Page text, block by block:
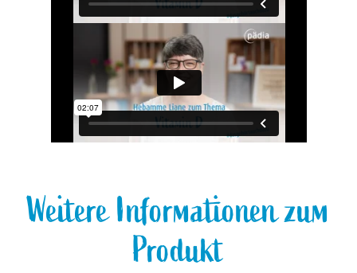
Weitere Informationen zum
Produkt